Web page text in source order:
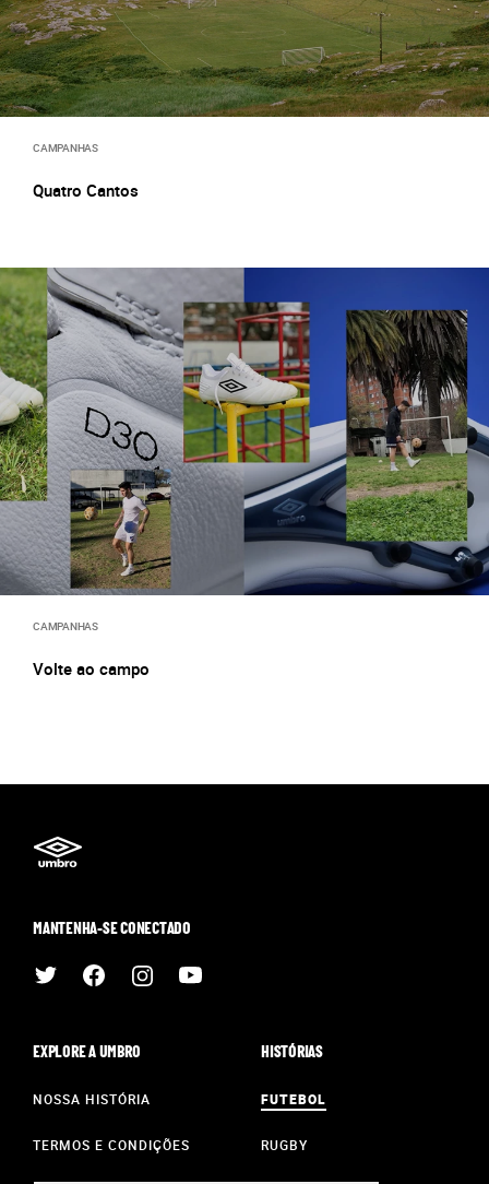
CAMPANHAS
Quatro Cantos
CAMPANHAS
Volte ao campo
MANTENHA-SE CONECTADO
EXPLORE A UMBRO
NOSSA HISTÓRIA
TERMOS E CONDIÇÕES
HISTÓRIAS
FUTEBOL
RUGBY